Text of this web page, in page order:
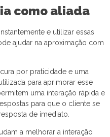
como aliada
e utilizar essas
ajudar na aproximação com
por praticidade e uma
para aprimorar esse
uma interação rápida e
para que o cliente se
de imediato.
a melhorar a interação